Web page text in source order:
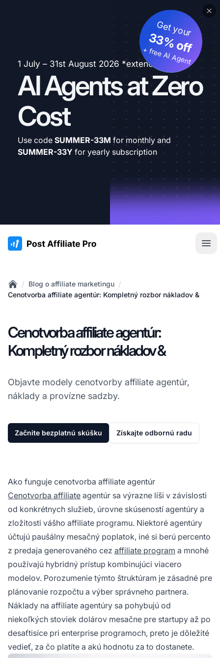
1 July – 31st August 2026 *extended
AI Agents at Zero
Cost
Get your
33% off
+ free AI Agent
Use code SUMMER-33M for monthly and
SUMMER-33Y for yearly subscription
:site.title
Home
/ Blog o affiliate marketingu /
Cenotvorba affiliate agentúr: Kompletný rozbor nákladov &
Cenotvorba affiliate agentúr:
Kompletný rozbor nákladov &
Objavte modely cenotvorby affiliate agentúr,
náklady a provízne sadzby.
Začnite bezplatnú skúšku Získajte odbornú radu
Ako funguje cenotvorba affiliate agentúr
Cenotvorba affiliate agentúr sa výrazne líši v závislosti
od konkrétnych služieb, úrovne skúseností agentúry a
zložitosti vášho affiliate programu. Niektoré agentúry
účtujú paušálny mesačný poplatok, iné si berú percento
z predaja generovaného cez affiliate program a mnohé
používajú hybridný prístup kombinujúci viacero
modelov. Porozumenie týmto štruktúram je zásadné pre
plánovanie rozpočtu a výber správneho partnera.
Náklady na affiliate agentúry sa pohybujú od
niekoľkých stoviek dolárov mesačne pre startupy až po
desaťtisíce pri enterprise programoch, preto je dôležité
vedieť, za čo platíte a akú hodnotu za to dostanete.